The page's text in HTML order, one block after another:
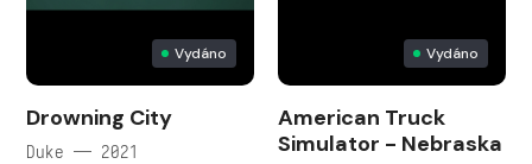
Vydáno
Drowning City
Duke — 2021
Vydáno
American Truck
Simulator - Nebraska